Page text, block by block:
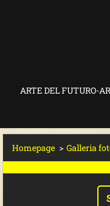
ARTE DEL FUTURO-
Homepage > Galleria